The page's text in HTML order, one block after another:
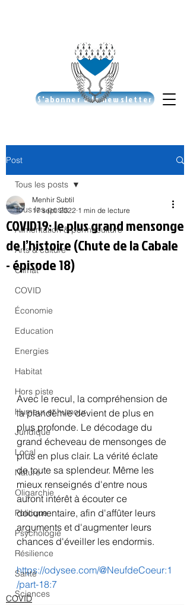
S'abonner à la newsletter
Post
Tous les posts
Alimentation & permaculture
Arts & culture
Climat
COVID
Économie
Education
Energies
Habitat
Hors piste
Humeur et humour
Juridique
Local
Nature
Oligarchie
Politique
Psychologie
Résilience
Santé
Sciences
Tous les posts
COVID19: le plus grand mensonge
de l’histoire (Chute de la Cabale
- épisode 18)
Menhir Subtil
17 sept. 2022 1 min de lecture
Avec le recul, la compréhension de
la plandémie devient de plus en
plus profonde. Le décodage du
grand écheveau de mensonges de
plus en plus clair. La vérité éclate
de toute sa splendeur. Même les
mieux renseignés d'entre nous
auront intérêt à écouter ce
documentaire, afin d'affûter leurs
arguments et d'augmenter leurs
chances d'éveiller les endormis.
https://odysee.com/@NeufdeCoeur:1
/part-18:7
COVID